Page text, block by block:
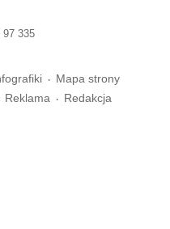
97 335
Mapa strony
Reklama Redakcja